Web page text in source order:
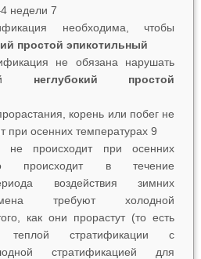
недели 7
необходима, чтобы
простой эпикотильный
не обязана нарушать
неглубокий простой
корень или побег не
при осенних температурах 9
не происходит при осенних
происходит в течение
воздействия зимних
требуют холодной
как они прорастут (то есть
теплой стратификации с
стратификацией для